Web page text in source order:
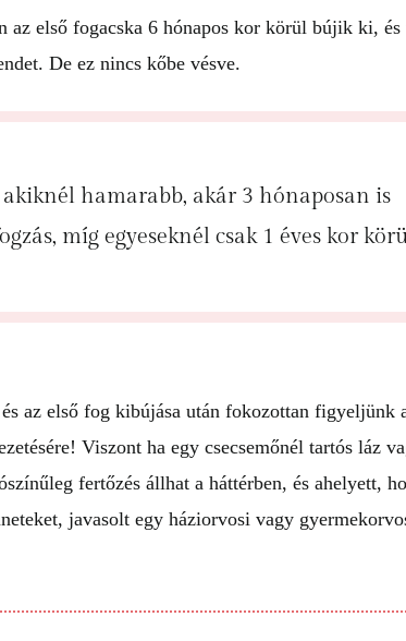
az első fogacska 6 hónapos kor körül bújik ki,
De ez nincs kőbe vésve.
hamarabb, akár 3 hónaposan is
míg egyeseknél csak 1 éves kor
az első fog kibújása után fokozottan figyeljünk
Viszont ha egy csecsemőnél tartós láz
fertőzés állhat a háttérben, és ahelyett,
javasolt egy háziorvosi vagy